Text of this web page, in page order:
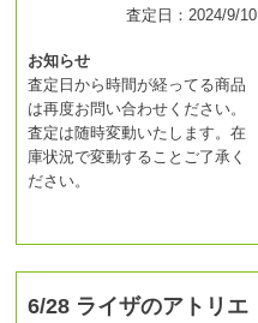
査定日：2024/9/10
お知らせ
査定日から時間が経ってる商品
は再度お問い合わせください。
査定は随時変動いたします。在
庫状況で変動することご了承く
ださい。
6/28 ライザのアトリエ